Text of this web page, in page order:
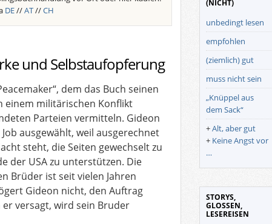
DE//AT//CH
und Selbstaufopferung
dem das Buch seinen
einem militärischen Konflikt
Parteien vermitteln. Gideon
ausgewählt, weil ausgerechnet
steht, die Seiten gewechselt zu
der USA zu unterstützen. Die
Brüder ist seit vielen Jahren
Gideon nicht, den Auftrag
versagt, wird sein Bruder
(NICHT)
unbedingt lesen
empfohlen
(ziemlich) gut
muss nicht sein
„Knüppel aus
dem Sack“
+Alt, aber gut
+ Keine Angst vor
…
STORYS,
GLOSSEN,
LESEREISEN